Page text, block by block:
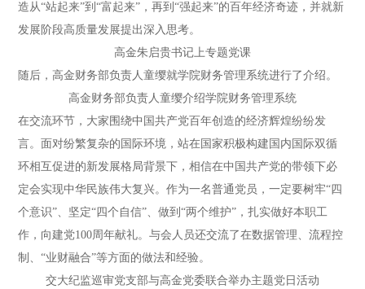
造从“站起来”到“富起来”，再到“强起来”的百年经济奇迹，并就新
发展阶段高质量发展提出深入思考。
高金朱启贵书记上专题党课
随后，高金财务部负责人童缨就学院财务管理系统进行了介绍。
高金财务部负责人童缨介绍学院财务管理系统
在交流环节，大家围绕中国共产党百年创造的经济辉煌纷纷发
言。面对纷繁复杂的国际环境，站在国家积极构建国内国际双循
环相互促进的新发展格局背景下，相信在中国共产党的带领下必
定会实现中华民族伟大复兴。作为一名普通党员，一定要树牢“四
个意识”、坚定“四个自信”、做到“两个维护”，扎实做好本职工
作，向建党100周年献礼。与会人员还交流了在数据管理、流程控
制、“业财融合”等方面的做法和经验。
交大纪监巡审党支部与高金党委联合举办主题党日活动